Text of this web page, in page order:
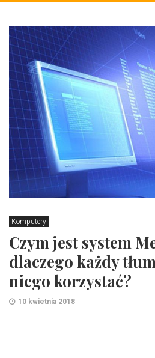
Komputery
Czym jest system
dlaczego każdy
niego korzystać?
10 kwietnia 2018